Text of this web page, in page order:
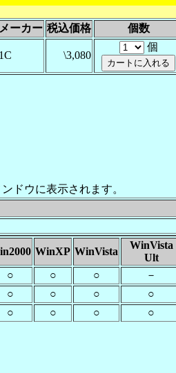
メーカー 税込価格 個数
1C \3,080
個
ドウに表示されます。
WinXP WinVista
WinVista
Ult
○ ○ ○
－
○ ○ ○
○
○ ○ ○
○